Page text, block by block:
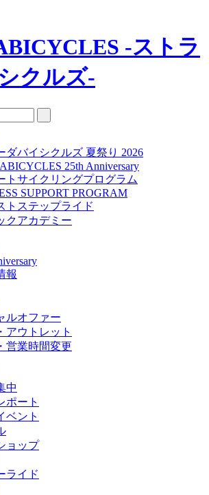
ダバイシクルズ 夏祭り 2026
25th Anniversary
トサイクリングプログラム
SUPPORT PROGRAM
トステップライド
クアカデミー
報
ルオファー
アウトレット
営業時間変更
中
ポート
ベント
ョップ
ライド